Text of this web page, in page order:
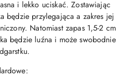
i lekko uciskać. Zostawiając
będzie przylegająca a zakres jej
Natomiast zapas 1,5-2 cm
będzie luźna i może swobodnie